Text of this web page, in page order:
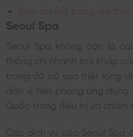
Seoul Spa
Seoul Spa không còn là
thống chi nhánh trải khắp
trong đó có spa triệt lông
đơn vị tiên phong ứng
Quốc trong điều trị và chăm
Các dịch vụ của Seoul Spa